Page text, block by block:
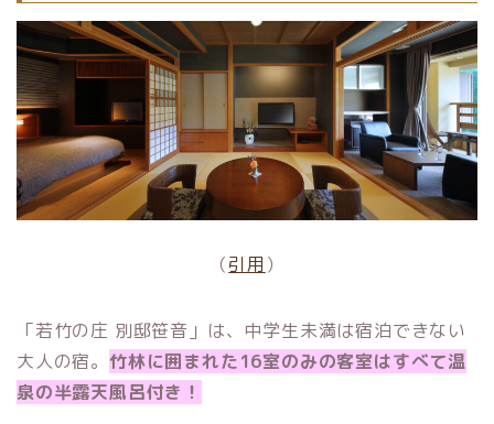
（引用 ）
「若竹の庄 別邸笹音」は、中学生未満は宿泊できない
大人の宿。 竹林に囲まれた16室のみの客室はすべて温
泉の半露天風呂付き！